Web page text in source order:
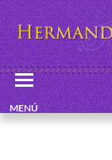
Hermandad
MENÚ
PRINCIPAL
SALTAR
AL